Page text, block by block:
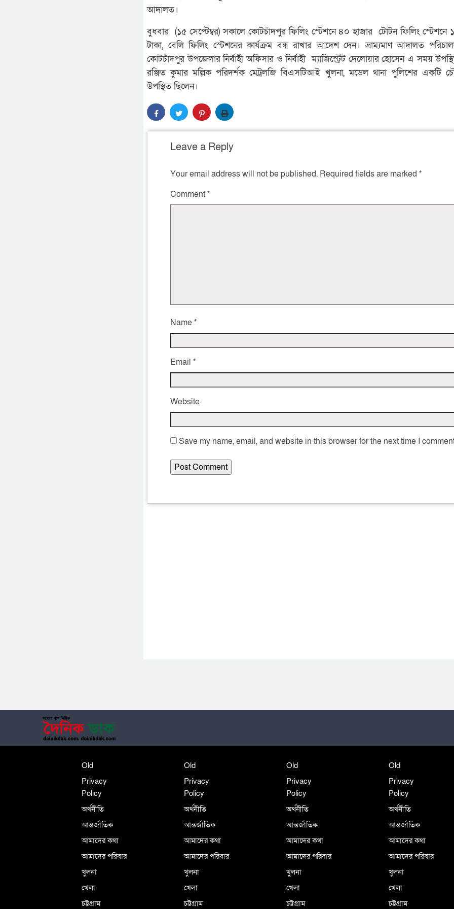
আদালত।
বুধবার (১৫ সেপ্টেম্বর) সকালে কোটচাঁদপুর ফিলিং স্টেশনে ৪০ হাজার টোটন ফিলিং স্টেশনে
টাকা, বেলি ফিলিং স্টেশনের কার্যক্রম বন্ধ রাখার আদেশ দেন। ভ্রাম্যমাণ আদালত
কোটচাঁদপুর উপজেলার নির্বাহী অফিসার ও নির্বাহী ম্যাজিস্ট্রেট দেলোয়ার হোসেন এ সময়
রঞ্জিত কুমার মল্লিক পরিদর্শক মেট্রলজি বিএসটিআই খুলনা, মডেল থানা পুলিশের একটি
উপস্থিত ছিলেন।
Leave a Reply
Your email address will not be published. Required fields are marked *
Comment*
Name*
Email *
Website
Save my name, email, and website in this browser for the next time I
Old
Privacy
Policy
অর্থনীতি
আন্তর্জাতিক
আমাদের কথা
আমাদের পরিবার
খুলনা
খেলা
চট্টগ্রাম
Old
Privacy
Policy
অর্থনীতি
আন্তর্জাতিক
আমাদের কথা
আমাদের পরিবার
খুলনা
খেলা
চট্টগ্রাম
Old
Privacy
Policy
অর্থনীতি
আন্তর্জাতিক
আমাদের কথা
আমাদের পরিবার
খুলনা
খেলা
চট্টগ্রাম
Old
Privacy
Policy
অর্থনীতি
আন্তর্জাতিক
আমাদের কথা
আমাদের পরিবার
খুলনা
খেলা
চট্টগ্রাম